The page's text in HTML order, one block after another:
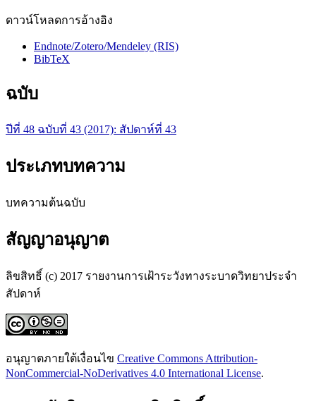
ดาวน์โหลดการอ้างอิง
Endnote/Zotero/Mendeley (RIS)
BibTeX
ฉบับ
ปีที่ 48 ฉบับที่ 43 (2017): สัปดาห์ที่ 43
ประเภทบทความ
บทความต้นฉบับ
สัญญาอนุญาต
ลิขสิทธิ์ (c) 2017 รายงานการเฝ้าระวังทางระบาดวิทยาประจำ
สัปดาห์
อนุญาตภายใต้เงื่อนไข Creative Commons Attribution-
NonCommercial-NoDerivatives 4.0 International License.